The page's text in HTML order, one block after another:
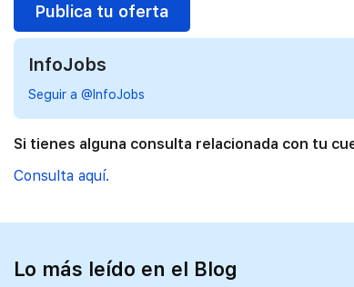
Publica tu oferta
InfoJobs
Seguir a @InfoJobs
Si tienes alguna consulta relacionada con tu
Consulta aquí.
Lo más leído en el Blog